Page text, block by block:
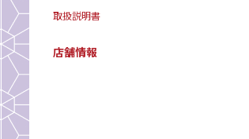
取扱説明書
店舗情報